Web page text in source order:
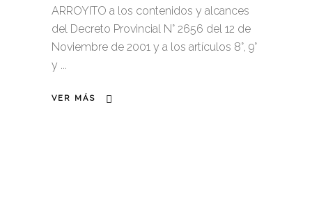
ARROYITO a los contenidos y alcances
del Decreto Provincial N° 2656 del 12 de
Noviembre de 2001 y a los artículos 8°, 9°
y
VER MÁS